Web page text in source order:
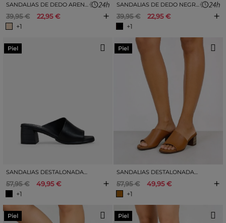
SANDALIAS DE DEDO ARENA PIEL CON HEBILLA
39,95 €
22,95 €
+1
+
SANDALIAS DE DEDO NEGRAS PIEL CON HEBILLA
39,95 €
22,95 €
+1
+
Piel
SANDALIAS DESTALONADAS NEGRAS EN PIEL CON TACÓN
57,95 €
49,95 €
+1
+
Piel
SANDALIAS DESTALONADAS MARRÓN CLARO EN PIEL CON TACÓN
57,95 €
49,95 €
+1
+
Piel Piel